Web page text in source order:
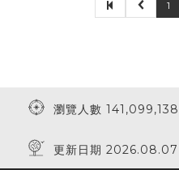
1
瀏覽人數 141,099,138
更新日期 2026.08.07